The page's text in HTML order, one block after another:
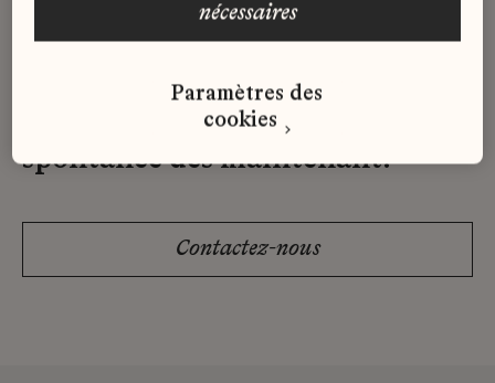
Vous n'avez pas trouvé d'offre
qui correspond à votre profil ?
Envoyez-nous votre candidature
spontanée dès maintenant.
Contactez-nous
nécessaires
Paramètres des
cookies